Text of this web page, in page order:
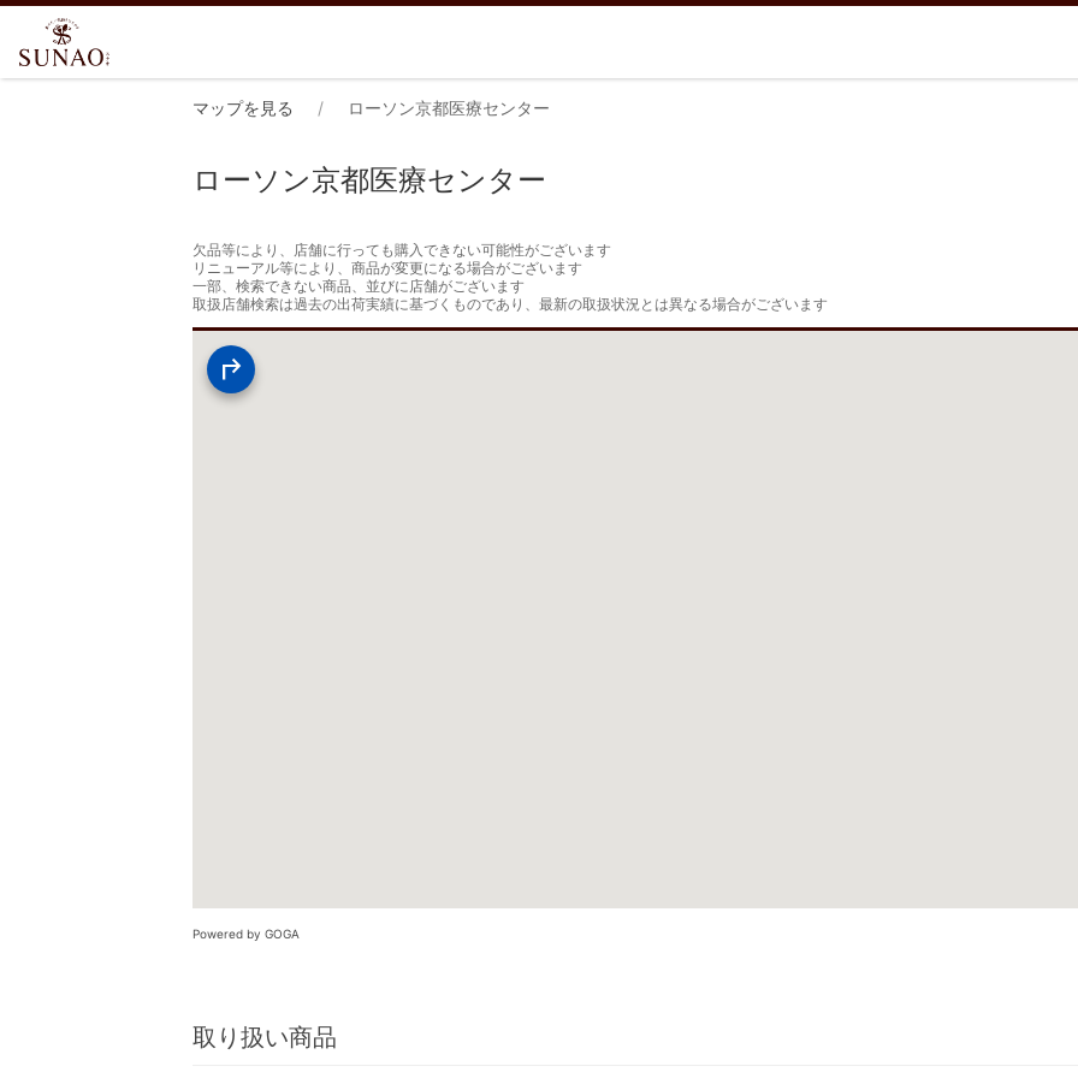
マップを見る ローソン京都医療センター
ローソン京都医療センター
欠品等により、店舗に行っても購入できない可能性がございます
リニューアル等により、商品が変更になる場合がございます
一部、検索できない商品、並びに店舗がございます
取扱店舗検索は過去の出荷実績に基づくものであり、最新の取扱状況とは異なる場合がございます
Powered by GOGA
取り扱い商品